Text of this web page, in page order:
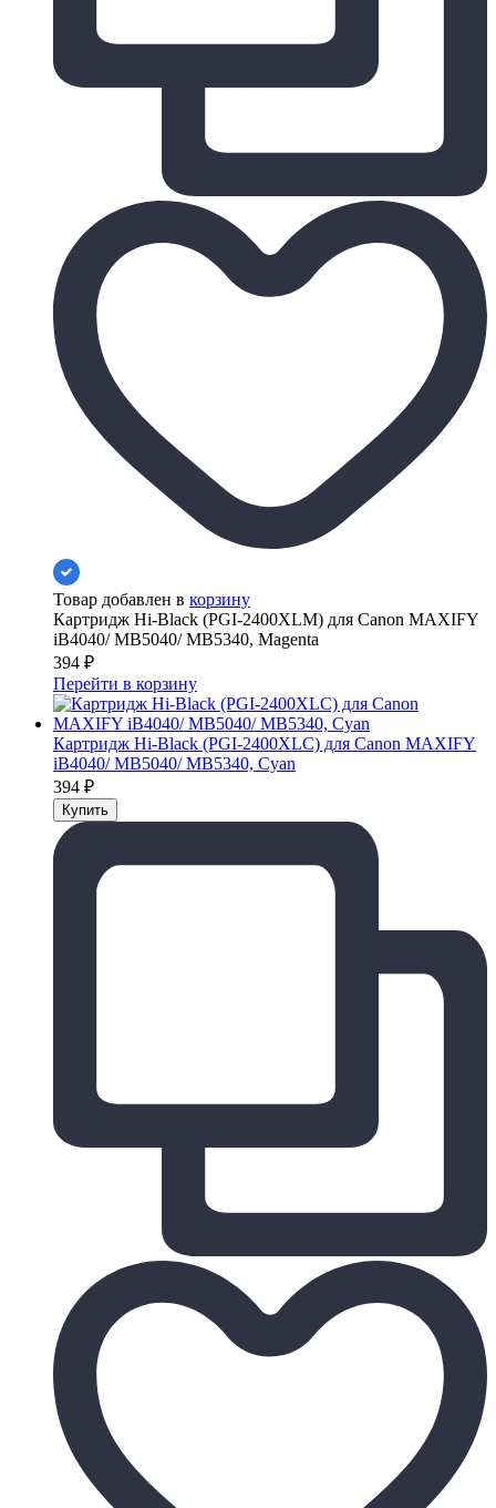
Товар добавлен в корзину
Картридж Hi-Black (PGI-2400XLM) для Canon MAXIFY
iB4040/ МВ5040/ МВ5340, Magenta
394 ₽
Перейти в корзину
Картридж Hi-Black (PGI-2400XLC) для Canon MAXIFY
iB4040/ МВ5040/ МВ5340, Cyan
394 ₽